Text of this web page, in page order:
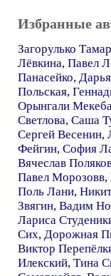
Избранные
Загорулько
Лёвкина, Павел
Панасейко,
Польская,
Орынгали
Светлова, Саша
Сергей Весенин,
Фейгин, София
Вячеслав
Павел Морозовв,
Поль Лани,
Звягин, Вадим
Лариса
Сих, Дорожная
Виктор
Илекский, Тина